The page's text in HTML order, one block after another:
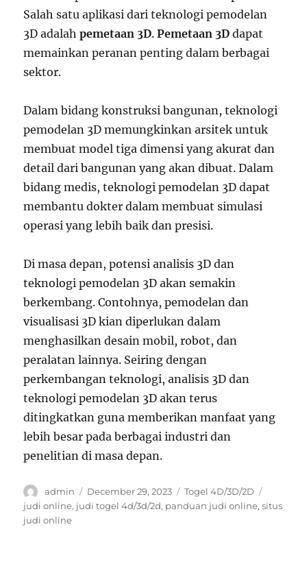
Salah satu aplikasi dari teknologi pemodelan
3D adalahpemetaan 3D.Pemetaan 3D dapat
memainkan peranan penting dalam berbagai
sektor.
Dalam bidang konstruksi bangunan, teknologi
pemodelan 3D memungkinkan arsitek untuk
membuat model tiga dimensi yang akurat dan
detail dari bangunan yang akan dibuat. Dalam
bidang medis, teknologi pemodelan 3D dapat
membantu dokter dalam membuat simulasi
operasi yang lebih baik dan presisi.
Di masa depan, potensi analisis 3D dan
teknologi pemodelan 3D akan semakin
berkembang. Contohnya, pemodelan dan
visualisasi 3D kian diperlukan dalam
menghasilkan desain mobil, robot, dan
peralatan lainnya. Seiring dengan
perkembangan teknologi, analisis 3D dan
teknologi pemodelan 3D akan terus
ditingkatkan guna memberikan manfaat yang
lebih besar pada berbagai industri dan
penelitian di masa depan.
Author
admin
Posted
on
December 29, 2023 Categories
Togel 4D/3D/2D
judi online, judi togel 4d/3d/2d, panduan judi online,situs
judi online